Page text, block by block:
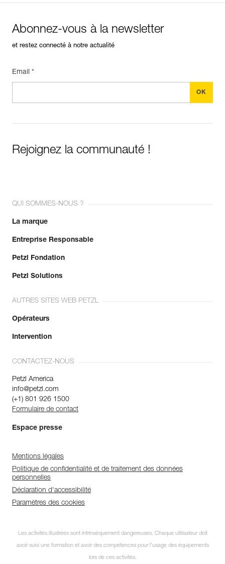
Abonnez-vous à la newsletter
et restez connecté à notre actualité
Email *
Rejoignez la communauté !
QUI SOMMES-NOUS ?
La marque
Entreprise Responsable
Petzl Fondation
Petzl Solutions
AUTRES SITES WEB PETZL
Opérateurs
Intervention
CONTACTEZ-NOUS
Petzl America
info@petzl.com
(+1) 801 926 1500
Formulaire de contact
Espace presse
Mentions légales
Politique de confidentialité et de traitement des données
personnelles
Déclaration d'accessibilité
Paramètres des cookies
Les activités illustrées sont intrinsèquement dangereuses. Chaque utilisateur doit
avoir suivi une formation et avoir des compétences pour l’usage des équipements
lors de ces activités.